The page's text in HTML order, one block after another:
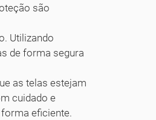
são
Utilizando
de forma segura
as telas estejam
cuidado e
eficiente.